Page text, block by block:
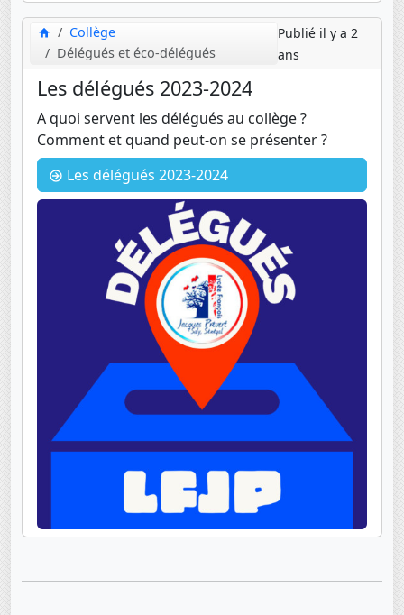
Collège
Délégués et éco-délégués
Publié il y a 2
ans
Les délégués 2023-2024
A quoi servent les délégués au collège ?
Comment et quand peut-on se présenter ?
Les délégués 2023-2024